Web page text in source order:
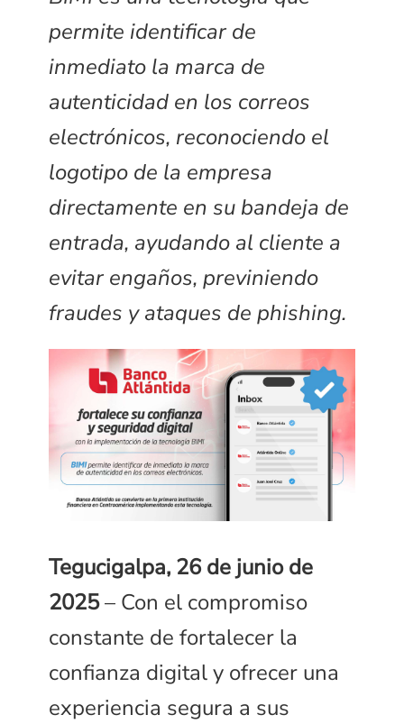
permite identificar de
inmediato la marca de
autenticidad en los correos
electrónicos, reconociendo el
logotipo de la empresa
directamente en su bandeja de
entrada, ayudando al cliente a
evitar engaños, previniendo
fraudes y ataques de phishing.
Tegucigalpa, 26 de junio de
2025– Con el compromiso
constante de fortalecer la
confianza digital y ofrecer una
experiencia segura a sus